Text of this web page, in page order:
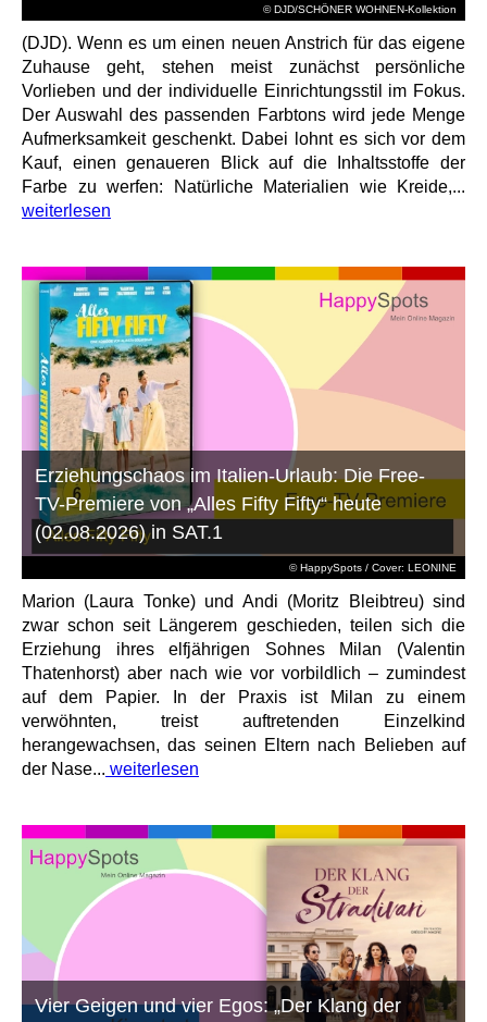
© DJD/SCHÖNER WOHNEN-Kollektion
(DJD). Wenn es um einen neuen Anstrich für das eigene
Zuhause geht, stehen meist zunächst persönliche
Vorlieben und der individuelle Einrichtungsstil im Fokus.
Der Auswahl des passenden Farbtons wird jede Menge
Aufmerksamkeit geschenkt. Dabei lohnt es sich vor dem
Kauf, einen genaueren Blick auf die Inhaltsstoffe der
Farbe zu werfen: Natürliche Materialien wie Kreide,...
weiterlesen
© HappySpots / Cover: LEONINE
Erziehungschaos im Italien-Urlaub: Die Free-
TV-Premiere von „Alles Fifty Fifty“ heute
(02.08.2026) in SAT.1
Marion (Laura Tonke) und Andi (Moritz Bleibtreu) sind
zwar schon seit Längerem geschieden, teilen sich die
Erziehung ihres elfjährigen Sohnes Milan (Valentin
Thatenhorst) aber nach wie vor vorbildlich – zumindest
auf dem Papier. In der Praxis ist Milan zu einem
verwöhnten, treist auftretenden Einzelkind
herangewachsen, das seinen Eltern nach Belieben auf
der Nase... weiterlesen
Vier Geigen und vier Egos: „Der Klang der